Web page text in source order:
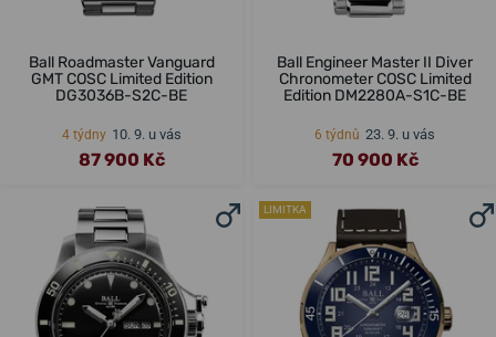
Ball Roadmaster Vanguard
GMT COSC Limited Edition
DG3036B-S2C-BE
4 týdny 10. 9. u vás
87 900 Kč
Ball Engineer Master II Diver
Chronometer COSC Limited
Edition DM2280A-S1C-BE
6 týdnů 23. 9. u vás
70 900 Kč
LIMITKA